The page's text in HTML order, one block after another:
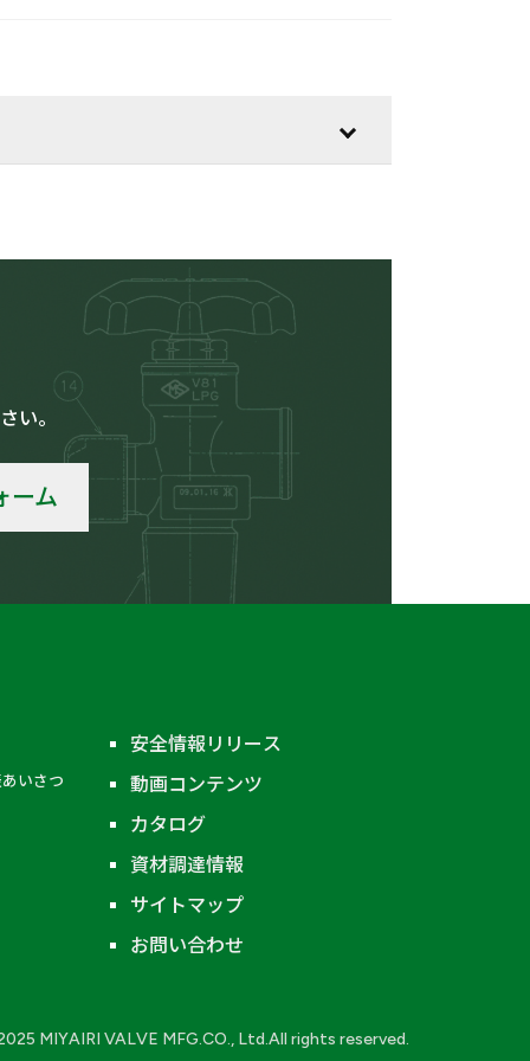
低温用
車輛
その他の用途
グローブ弁（玉形弁）
ストレーナ
エクセスフローバルブ
い。
ーム
いさつ
安全情報リリース
動画コンテンツ
カタログ
資材調達情報
サイトマップ
お問い合わせ
MIYAIRI VALVE MFG.CO., Ltd.All rights reserved.